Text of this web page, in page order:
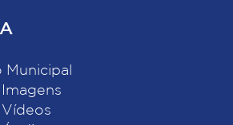
Municipal